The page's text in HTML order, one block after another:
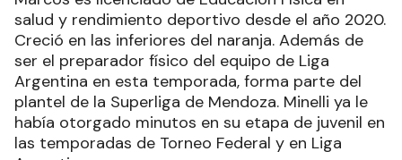
salud y rendimiento deportivo desde el año 2020.
Creció en las inferiores del naranja. Además de
ser el preparador físico del equipo de Liga
Argentina en esta temporada, forma parte del
plantel de la Superliga de Mendoza. Minelli ya le
había otorgado minutos en su etapa de juvenil en
las temporadas de Torneo Federal y en Liga